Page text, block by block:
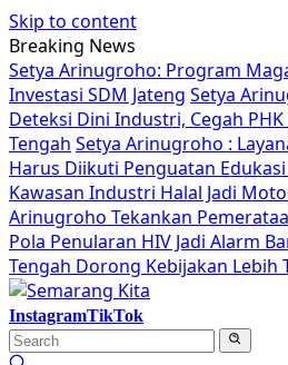
Skip to content
Breaking News
Setya Arinugroho: Program
Investasi SDM Jateng Setya
Deteksi Dini Industri, Cegah
Tengah Setya Arinugroho :
Harus Diikuti Penguatan
Kawasan Industri Halal Jadi
Arinugroho Tekankan
Pola Penularan HIV Jadi Alarm
Tengah Dorong Kebijakan Lebih
InstagramTikTok